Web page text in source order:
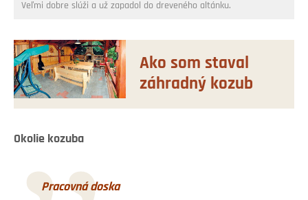
Veľmi dobre slúži a už zapadol do dreveného altánku.
Ako som staval
záhradný kozub
Okolie kozuba
Pracovná doska